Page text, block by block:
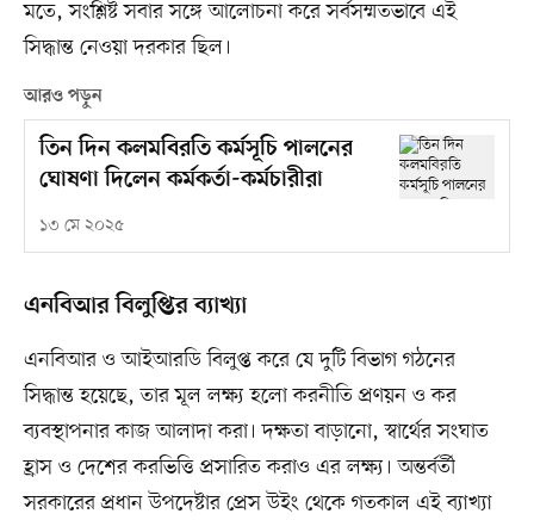
মতে, সংশ্লিষ্ট সবার সঙ্গে আলোচনা করে সর্বসম্মতভাবে এই
সিদ্ধান্ত নেওয়া দরকার ছিল।
আরও পড়ুন
তিন দিন কলমবিরতি কর্মসূচি পালনের
ঘোষণা দিলেন কর্মকর্তা-কর্মচারীরা
১৩ মে ২০২৫
এনবিআর বিলুপ্তির ব্যাখ্যা
এনবিআর ও আইআরডি বিলুপ্ত করে যে দুটি বিভাগ গঠনের
সিদ্ধান্ত হয়েছে, তার মূল লক্ষ্য হলো করনীতি প্রণয়ন ও কর
ব্যবস্থাপনার কাজ আলাদা করা। দক্ষতা বাড়ানো, স্বার্থের সংঘাত
হ্রাস ও দেশের করভিত্তি প্রসারিত করাও এর লক্ষ্য। অন্তর্বর্তী
সরকারের প্রধান উপদেষ্টার প্রেস উইং থেকে গতকাল এই ব্যাখ্যা